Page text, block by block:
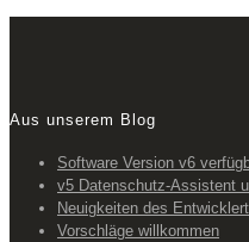
Aus unserem Blog
Software Version v6
v5 Datenschutz-Assistent
Neuigkeiten des
Vorschläge willkommen